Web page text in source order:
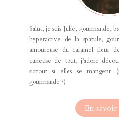
Salut, je suis Julie, gourmande,
hyperactive de la spatule,
amoureuse du caramel fleur
curieuse de tout, j’adore
surtout si elles se mangent
gourmande ?)
En savoir